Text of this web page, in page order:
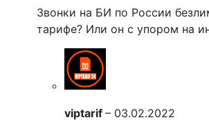
Звонки на БИ по России
тарифе? Или он с упором на
viptarif – 03.02.2022